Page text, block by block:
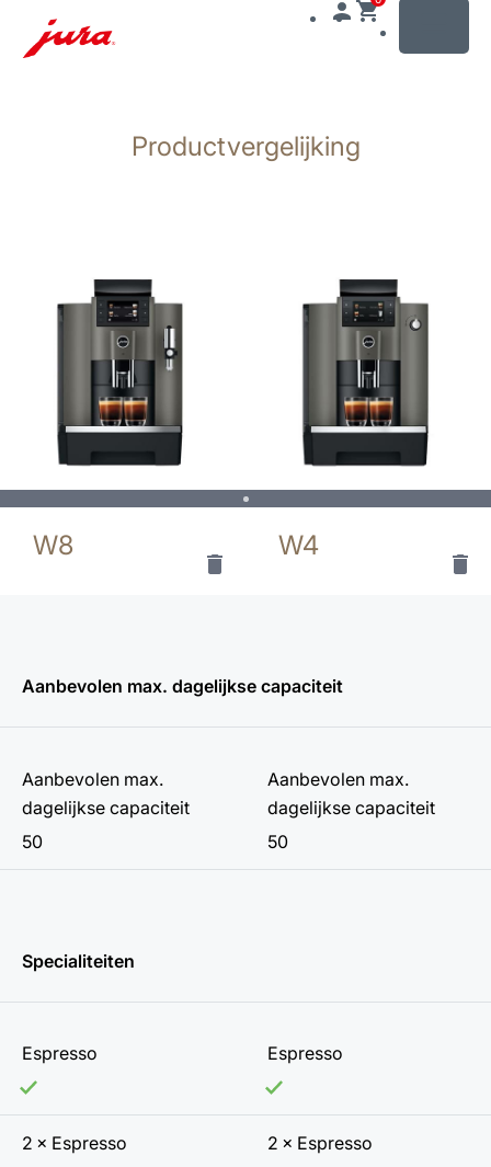
Productvergelijking
W8 W4
Aanbevolen max. dagelijkse capaciteit
Aanbevolen max.
dagelijkse capaciteit
50
Aanbevolen max.
dagelijkse capaciteit
50
Specialiteiten
Espresso Espresso
2 × Espresso 2 × Espresso